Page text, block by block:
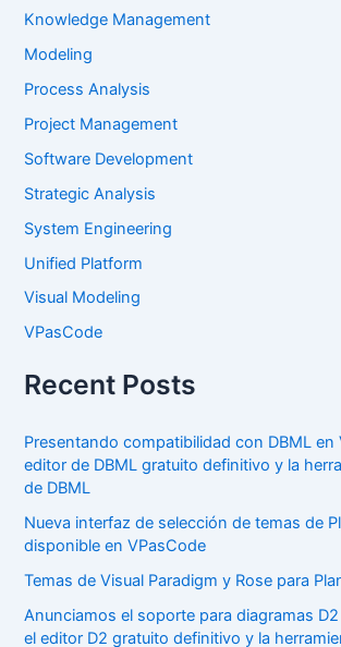
Knowledge Management
Modeling
Process Analysis
Project Management
Software Development
Strategic Analysis
System Engineering
Unified Platform
Visual Modeling
VPasCode
Recent Posts
Presentando compatibilidad con DBML en
editor de DBML gratuito definitivo y la
de DBML
Nueva interfaz de selección de temas de
disponible en VPasCode
Temas de Visual Paradigm y Rose para
Anunciamos el soporte para diagramas
el editor D2 gratuito definitivo y la